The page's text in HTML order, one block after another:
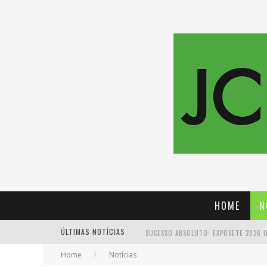
HOME
ÚLTIMAS NOTÍCIAS
Home Notícias